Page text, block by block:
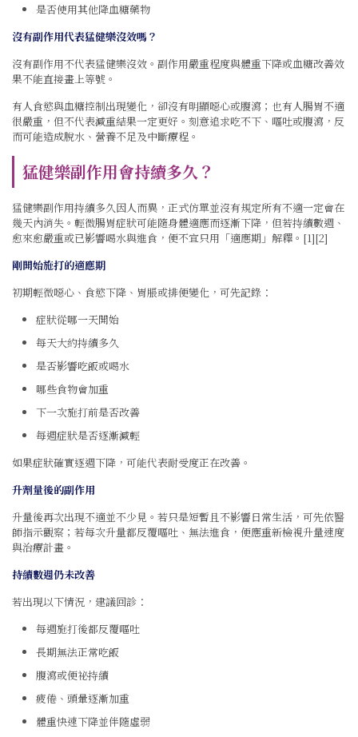
是否使用其他降血糖藥物
沒有副作用代表猛健樂沒效嗎？
沒有副作用不代表猛健樂沒效。副作用嚴重程度與體重下降或血糖改善效
果不能直接畫上等號。
有人食慾與血糖控制出現變化，卻沒有明顯噁心或腹瀉；也有人腸胃不適
很嚴重，但不代表減重結果一定更好。刻意追求吃不下、嘔吐或腹瀉，反
而可能造成脫水、營養不足及中斷療程。
猛健樂副作用會持續多久？
猛健樂副作用持續多久因人而異，正式仿單並沒有規定所有不適一定會在
幾天內消失。輕微腸胃症狀可能隨身體適應而逐漸下降，但若持續數週、
愈來愈嚴重或已影響喝水與進食，便不宜只用「適應期」解釋。[1][2]
剛開始施打的適應期
初期輕微噁心、食慾下降、胃脹或排便變化，可先記錄：
症狀從哪一天開始
每天大約持續多久
是否影響吃飯或喝水
哪些食物會加重
下一次施打前是否改善
每週症狀是否逐漸減輕
如果症狀確實逐週下降，可能代表耐受度正在改善。
升劑量後的副作用
升量後再次出現不適並不少見。若只是短暫且不影響日常生活，可先依醫
師指示觀察；若每次升量都反覆嘔吐、無法進食，便應重新檢視升量速度
與治療計畫。
持續數週仍未改善
若出現以下情況，建議回診：
每週施打後都反覆嘔吐
長期無法正常吃飯
腹瀉或便祕持續
疲倦、頭暈逐漸加重
體重快速下降並伴隨虛弱